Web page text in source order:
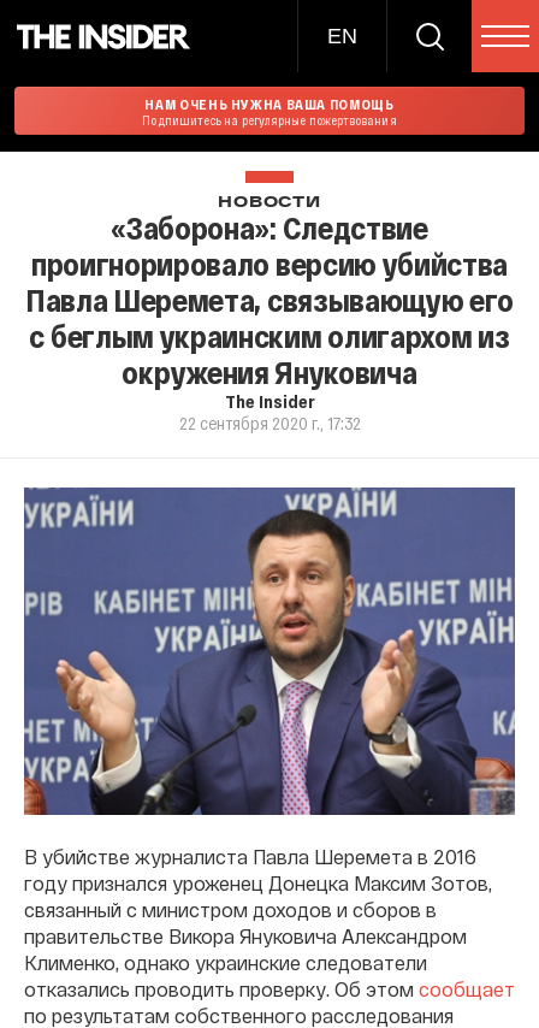
EN
НАМ ОЧЕНЬ НУЖНА ВАША ПОМОЩЬ
Подпишитесь на регулярные пожертвования
НОВОСТИ
«Заборона»: Следствие
проигнорировало версию убийства
Павла Шеремета, связывающую его
с беглым украинским олигархом из
окружения Януковича
The Insider
22 сентября 2020 г., 17:32
В убийстве журналиста Павла Шеремета в 2016
году признался уроженец Донецка Максим Зотов,
связанный с министром доходов и сборов в
правительстве Викора Януковича Александром
Клименко, однако украинские следователи
отказались проводить проверку. Об этом сообщает
по результатам собственного расследования